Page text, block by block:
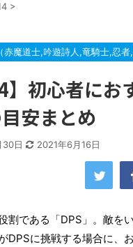
>
赤魔道士,吟遊詩人,竜騎士,忍
】初心者に
安まとめ
日 2021年6月16日
割である「DPS」。敵を
DPSに挑戦する場合に、